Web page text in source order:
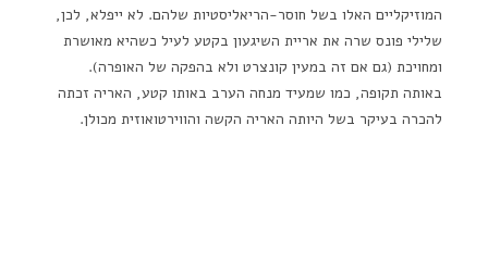
המוזיקליים האלו בשל חוסר-הריאליסטיות שלהם. לא ייפלא, לכן,
שלילי פונס שרה את אריית השיגעון בקטע לעיל כשהיא מאושרת
ומחויכת (גם אם זה במעין קונצרט ולא בהפקה של האופרה).
באותה תקופה, כמו שמעיד מנחה הערב באותו קטע, האריה זכתה
להכרה בעיקר בשל היותה האריה הקשה והווירטואוזית מכולן.